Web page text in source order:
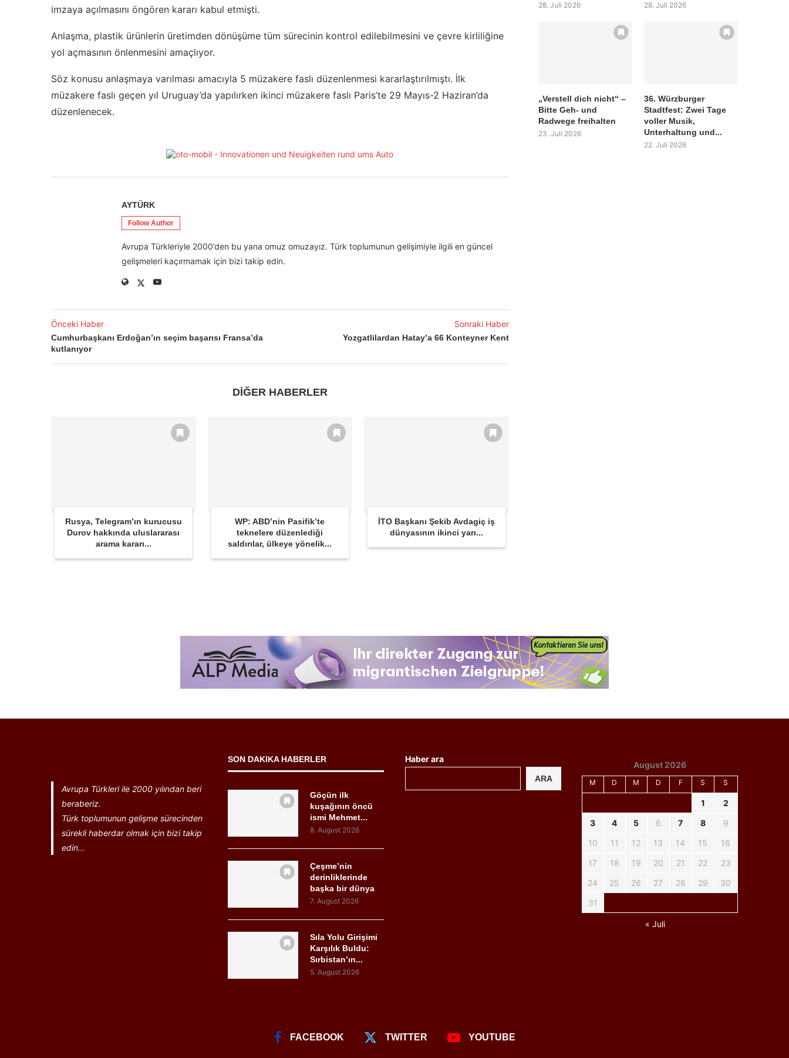
imzaya açılmasını öngören kararı kabul etmişti.
Anlaşma, plastik ürünlerin üretimden dönüşüme tüm sürecinin kontrol edilebilmesini ve çevre kirliliğine
yol açmasının önlenmesini amaçlıyor.
Söz konusu anlaşmaya varılması amacıyla 5 müzakere faslı düzenlenmesi kararlaştırılmıştı. İlk
müzakere faslı geçen yıl Uruguay’da yapılırken ikinci müzakere faslı Paris’te 29 Mayıs-2 Haziran’da
düzenlenecek.
AYTÜRK
Follow Author
Avrupa Türkleriyle 2000’den bu yana omuz omuzayız. Türk toplumunun gelişimiyle ilgili en güncel
gelişmeleri kaçırmamak için bizi takip edin.
Önceki Haber
Cumhurbaşkanı Erdoğan’ın seçim başarısı Fransa’da
kutlanıyor
Sonraki Haber
Yozgatlilardan Hatay’a 66 Konteyner Kent
DİĞER HABERLER
Rusya, Telegram’ın kurucusu
Durov hakkında uluslararası
arama kararı...
WP: ABD’nin Pasifik’te
teknelere düzenlediği
saldırılar, ülkeye yönelik...
İTO Başkanı Şekib Avdagiç iş
dünyasının ikinci yarı...
28. Juli 2026 28. Juli 2026
„Verstell dich nicht“ –
Bitte Geh- und
Radwege freihalten
23. Juli 2026
36. Würzburger
Stadtfest: Zwei Tage
voller Musik,
Unterhaltung und...
22. Juli 2026
Avrupa Türkleri ile 2000 yılından beri
beraberiz.
Türk toplumunun gelişme sürecinden
sürekli haberdar olmak için bizi takip
edin...
SON DAKIKA HABERLER
Göçün ilk
kuşağının öncü
ismi Mehmet...
8. August 2026
Çeşme’nin
derinliklerinde
başka bir dünya
7. August 2026
Sıla Yolu Girişimi
Karşılık Buldu:
Sırbistan’ın...
5. August 2026
Haber ara
ARA
August 2026
M D M D F S S
1
2
3
4 5 6 7 8
9
10
11 12 13 14 15
16
17
18 19 20 21 22
23
24
25 26 27 28 29
30
31
« Juli
FACEBOOK TWITTER YOUTUBE